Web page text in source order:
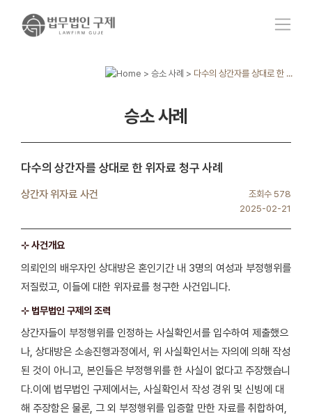
> 승소 사례 > 다수의 상간자를 상대로 한 ...
승소 사례
다수의 상간자를 상대로 한 위자료 청구 사례
상간자 위자료 사건
조회수 578
2025-02-21
⊹ 사건개요
의뢰인의 배우자인 상대방은 혼인기간 내 3명의 여성과 부정행위를
저질렀고, 이들에 대한 위자료를 청구한 사건입니다.
⊹ 법무법인 구제의 조력
상간자들이 부정행위를 인정하는 사실확인서를 입수하여 제출했으
나, 상대방은 소송진행과정에서, 위 사실확인서는 자의에 의해 작성
된 것이 아니고, 본인들은 부정행위를 한 사실이 없다고 주장했습니
다.이에 법무법인 구제에서는, 사실확인서 작성 경위 및 신빙에 대
해 주장함은 물론, 그 외 부정행위를 입증할 만한 자료를 취합하여,